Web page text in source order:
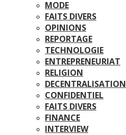
MODE
FAITS DIVERS
OPINIONS
REPORTAGE
TECHNOLOGIE
ENTREPRENEURIAT
RELIGION
DECENTRALISATION
CONFIDENTIEL
FAITS DIVERS
FINANCE
INTERVIEW